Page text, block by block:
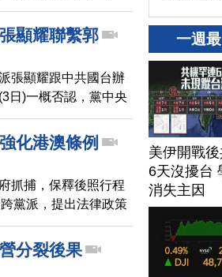
策略，未來黨部將會
，任何人都絕不能有
顯耀聯繫郭
張顯耀跟中共國台辦
日)一概否認，黨中央
耀確實聯繫「吳郭
化港澳條例
抓捕，保釋後照行程
黨派，提出法律政策
強化港澳關係條例。
分裂後果
一週
美伊開戰
6天沒擾台
消失主因